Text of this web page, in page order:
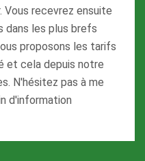
Vous recevrez ensuite
dans les plus brefs
proposons les tarifs
et cela depuis notre
N'hésitez pas à me
d'information